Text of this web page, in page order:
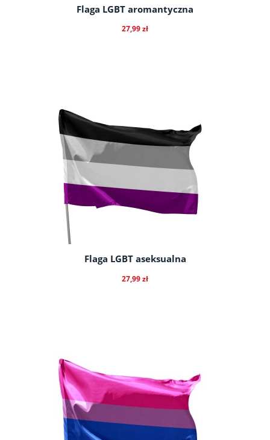
Flaga LGBT aromantyczna
27,99 zł
Flaga LGBT aseksualna
27,99 zł